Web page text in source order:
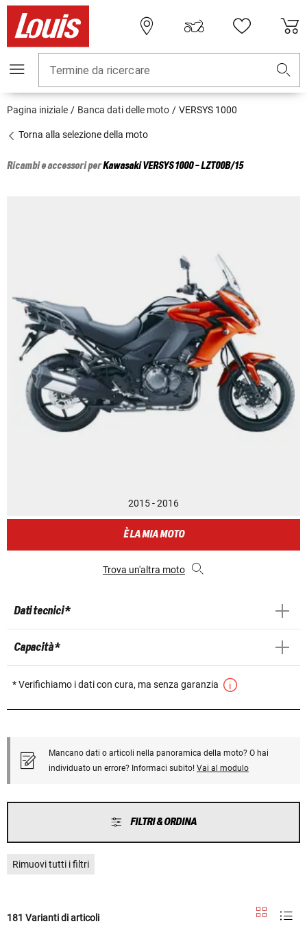
Termine da ricercare
Pagina iniziale Banca dati delle moto VERSYS 1000
Torna alla selezione della moto
Ricambi e accessori perKawasakiVERSYS 1000 - LZT00B/15
2015 - 2016
È LA MIA MOTO
Trova un'altra moto
Dati tecnici *
Capacità *
* Verifichiamo i dati con cura, ma senza garanzia
Mancano dati o articoli nella panoramica della moto? O hai
individuato un errore? Informaci subito! Vai al modulo
FILTRI & ORDINA
Rimuovi tutti i filtri
181 Varianti di articoli